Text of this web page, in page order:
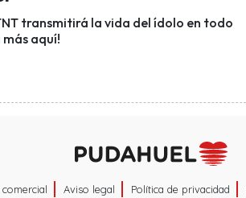
transmitirá la vida del ídolo en todo
aquí!
Aviso legal Política de privacidad